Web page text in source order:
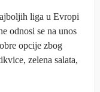
liga u Evropi
odnosi se na unos
opcije zbog
zelena salata,